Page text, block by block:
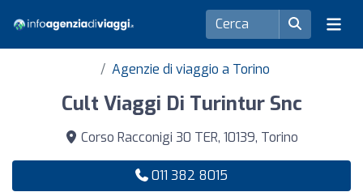
Agenzie di viaggio a Torino
Cult Viaggi Di Turintur Snc
Corso Racconigi 30 TER, 10139, Torino
011 382 8015